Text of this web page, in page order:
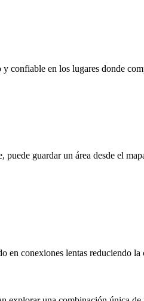
confiable en los lugares donde
guardar un área desde el
conexiones lentas reduciendo